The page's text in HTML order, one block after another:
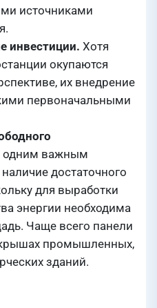
источниками
инвестиции. Хотя
окупаются
их внедрение
первоначальными
одним важным
достаточного
для выработки
энергии необходима
Чаще всего панели
промышленных,
зданий.